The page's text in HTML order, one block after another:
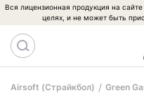
Вся лицензионная продукция на
целях, и не может быть
Airsoft (Страйкбол) Green